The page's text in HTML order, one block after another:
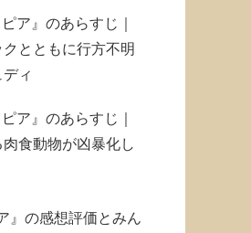
ア』のあらすじ｜
とともに行方不明
ィ
ア』のあらすじ｜
食動物が凶暴化し
』の感想評価とみん